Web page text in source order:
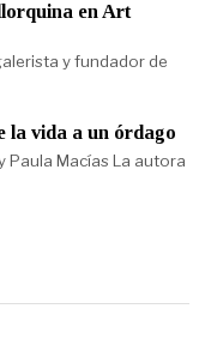
en Art
y fundador de
la vida a un órdago
Paula Macías La autora